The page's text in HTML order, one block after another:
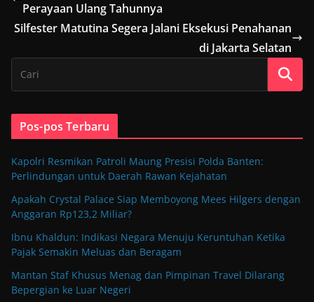
Perayaan Ulang Tahunnya
Silfester Matutina Segera Jalani Eksekusi Penahanan
di Jakarta Selatan
Pos-pos Terbaru
Kapolri Resmikan Patroli Maung Presisi Polda Banten:
Perlindungan untuk Daerah Rawan Kejahatan
Apakah Crystal Palace Siap Memboyong Mees Hilgers dengan
Anggaran Rp123,2 Miliar?
Ibnu Khaldun: Indikasi Negara Menuju Keruntuhan Ketika
Pajak Semakin Meluas dan Beragam
Mantan Staf Khusus Menag dan Pimpinan Travel Dilarang
Bepergian ke Luar Negeri